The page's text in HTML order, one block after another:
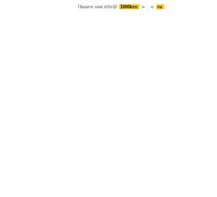
Пишите намinfo@ 1000kzn . ru